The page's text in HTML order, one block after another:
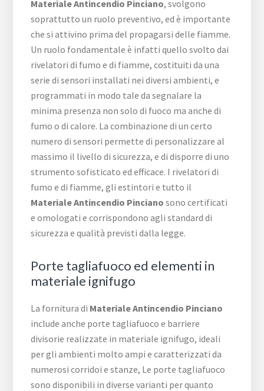
Materiale Antincendio Pinciano, svolgono
soprattutto un ruolo preventivo, ed è importante
che si attivino prima del propagarsi delle fiamme.
Un ruolo fondamentale è infatti quello svolto dai
rivelatori di fumo e di fiamme, costituiti da una
serie di sensori installati nei diversi ambienti, e
programmati in modo tale da segnalare la
minima presenza non solo di fuoco ma anche di
fumo o di calore. La combinazione di un certo
numero di sensori permette di personalizzare al
massimo il livello di sicurezza, e di disporre di uno
strumento sofisticato ed efficace. I rivelatori di
fumo e di fiamme, gli estintori e tutto il
Materiale Antincendio Pinciano sono certificati
e omologati e corrispondono agli standard di
sicurezza e qualità previsti dalla legge.
Porte tagliafuoco ed elementi in
materiale ignifugo
La fornitura di Materiale Antincendio Pinciano
include anche porte tagliafuoco e barriere
divisorie realizzate in materiale ignifugo, ideali
per gli ambienti molto ampi e caratterizzati da
numerosi corridoi e stanze, Le porte tagliafuoco
sono disponibili in diverse varianti per quanto